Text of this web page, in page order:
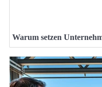
Warum setzen